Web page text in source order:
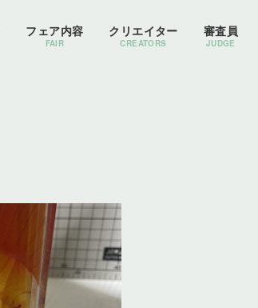
フェア内容
FAIR
クリエイター
CREATORS
審査員
JUDGE